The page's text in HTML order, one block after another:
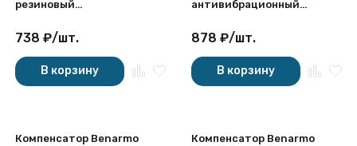
резиновый
муфтовый
738 ₽/шт.
В корзину
антивибрационный
878 ₽/шт.
В корзину
Компенсатор Benarmo
Компенсатор Benarmo